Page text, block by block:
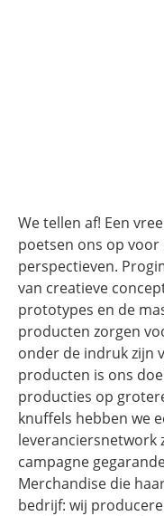
We tellen af! Een
poetsen ons op voor
perspectieven.
van creatieve
prototypes en de
producten zorgen
onder de indruk zijn
producten is ons
producties op
knuffels hebben we
leveranciersnetwork
campagne
Merchandise die
bedrijf: wij